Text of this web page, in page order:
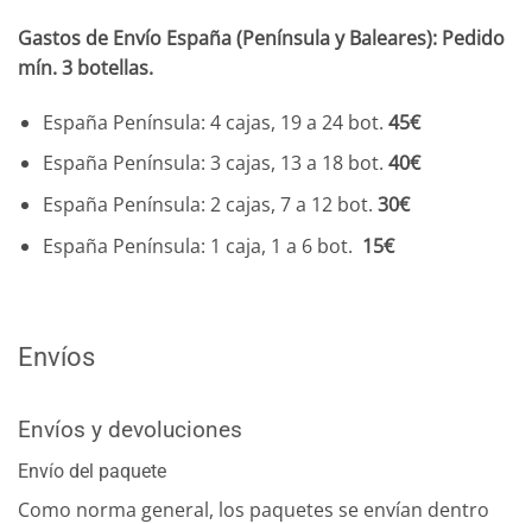
Gastos de Envío España (Península y Baleares): Pedido
mín. 3 botellas.
España Península: 4 cajas, 19 a 24 bot. 45€
España Península: 3 cajas, 13 a 18 bot. 40€
España Península: 2 cajas, 7 a 12 bot. 30€
España Península: 1 caja, 1 a 6 bot. 15€
Envíos
Envíos y devoluciones
Envío del paquete
Como norma general, los paquetes se envían dentro